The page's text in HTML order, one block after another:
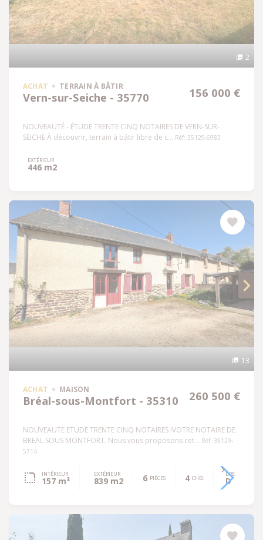
2
ACHAT TERRAIN À BÂTIR
Vern-sur-Seiche - 35770 156 000 €
NOUVEAUTÉ - ÉTUDE TRENTE CINQ NOTAIRES DE VERN-SUR-
SEICHE À découvrir, terrain à bâtir libre de c... Réf: 35129-6983
EXTÉRIEUR
446 m2
13
ACHAT MAISON
Bréal-sous-Montfort - 35310 260 500 €
NOUVEAUTE ETUDE TRENTE CINQ NOTAIRES !VOTRE NOTAIRE DE
BREAL SOUS MONTFORT. Nous vous proposons cet... Réf: 35129-
5714
INTÉRIEUR
157 m²
EXTÉRIEUR
839 m2 6 PIÈCES 4 CHB. DPE
D